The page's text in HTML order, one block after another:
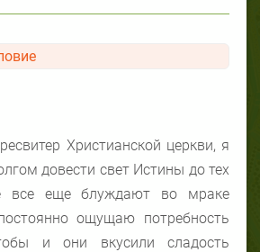
Христианской церкви, я
довести свет Истины до тех
все еще блуждают во мраке
ощущаю потребность
и они вкусили сладость